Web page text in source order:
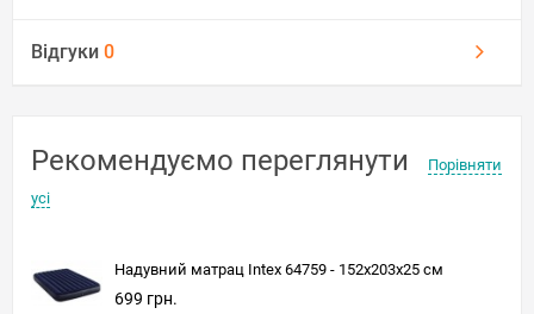
Відгуки 0
Рекомендуємо переглянути
Порівняти
усі
Надувний матрац Intex 64759 - 152х203х25 см
699 грн.